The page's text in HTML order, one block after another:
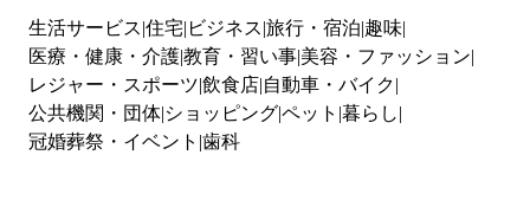
生活サービス 住宅 ビジネス 旅行・宿泊 趣味
医療・健康・介護教育・習い事 美容・ファッション
レジャー・スポーツ 飲食店 自動車・バイク
公共機関・団体 ショッピングペット 暮らし
冠婚葬祭・イベント 歯科